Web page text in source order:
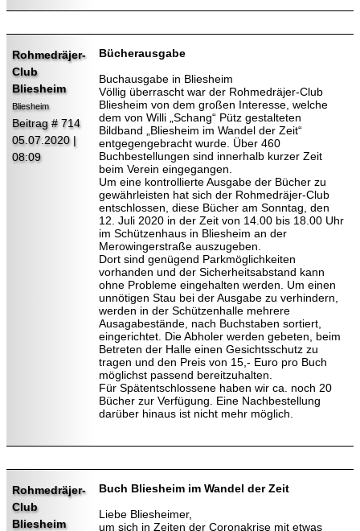
Rohmedräjer-
Club
Bliesheim
Bliesheim
Beitrag # 714
05.07.2020 |
08:09
Bücherausgabe
Buchausgabe in Bliesheim
Völlig überrascht war der Rohmedräjer-Club
Bliesheim von dem großen Interesse, welche
dem von Willi „Schang“ Pütz gestalteten
Bildband „Bliesheim im Wandel der Zeit“
entgegengebracht wurde. Über 460
Buchbestellungen sind innerhalb kurzer Zeit
beim Verein eingegangen.
Um eine kontrollierte Ausgabe der Bücher zu
gewährleisten hat sich der Rohmedräjer-Club
entschlossen, diese Bücher am Sonntag, den
12. Juli 2020 in der Zeit von 14.00 bis 18.00 Uhr
im Schützenhaus in Bliesheim an der
Merowingerstraße auszugeben.
Dort sind genügend Parkmöglichkeiten
vorhanden und der Sicherheitsabstand kann
ohne Probleme eingehalten werden. Um einen
unnötigen Stau bei der Ausgabe zu verhindern,
werden in der Schützenhalle mehrere
Ausagabestände, nach Buchstaben sortiert,
eingerichtet. Die Abholer werden gebeten, beim
Betreten der Halle einen Gesichtsschutz zu
tragen und den Preis von 15,- Euro pro Buch
möglichst passend bereitzuhalten.
Für Spätentschlossene haben wir ca. noch 20
Bücher zur Verfügung. Eine Nachbestellung
darüber hinaus ist nicht mehr möglich.
Rohmedräjer-
Club
Bliesheim
Buch Bliesheim im Wandel der Zeit
Liebe Bliesheimer,
um sich in Zeiten der Coronakrise mit etwas